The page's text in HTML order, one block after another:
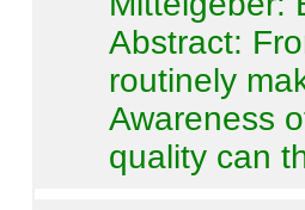
Abstract:
routinely
Awareness
quality can